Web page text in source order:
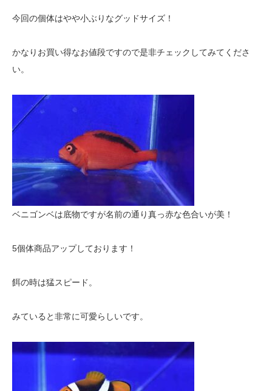
今回の個体はやや小ぶりなグッドサイズ！
かなりお買い得なお値段ですので是非チェックしてみてくださ
い。
ベニゴンベは底物ですが名前の通り真っ赤な色合いが美！
5個体商品アップしております！
餌の時は猛スピード。
みていると非常に可愛らしいです。